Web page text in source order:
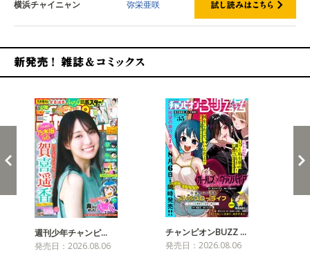
横浜チャイニャン 弥栄亜咲
週刊少年チャンピ…
発売日：2026.08.06
チャンピオンBUZZ …
発売日：2026.08.06